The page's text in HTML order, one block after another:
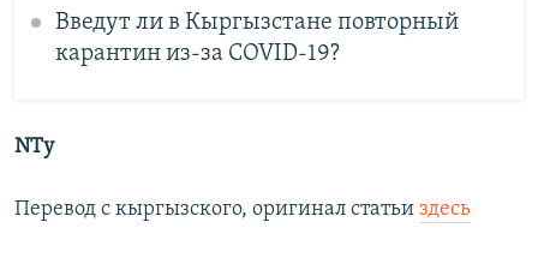
Введут ли в Кыргызстане повторный
карантин из-за COVID-19?
NTy
Перевод с кыргызского, оригинал статьи здесь